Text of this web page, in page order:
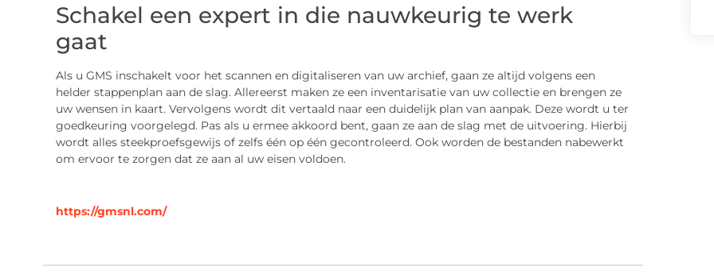
Schakel een expert in die nauwkeurig te werk
gaat
Als u GMS inschakelt voor het scannen en digitaliseren van uw archief, gaan ze altijd volgens een
helder stappenplan aan de slag. Allereerst maken ze een inventarisatie van uw collectie en brengen ze
uw wensen in kaart. Vervolgens wordt dit vertaald naar een duidelijk plan van aanpak. Deze wordt u ter
goedkeuring voorgelegd. Pas als u ermee akkoord bent, gaan ze aan de slag met de uitvoering. Hierbij
wordt alles steekproefsgewijs of zelfs één op één gecontroleerd. Ook worden de bestanden nabewerkt
om ervoor te zorgen dat ze aan al uw eisen voldoen.
https://gmsnl.com/